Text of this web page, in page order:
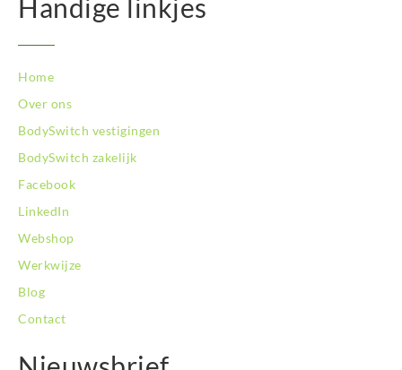
Handige linkjes
Home
Over ons
BodySwitch vestigingen
BodySwitch zakelijk
Facebook
LinkedIn
Webshop
Werkwijze
Blog
Contact